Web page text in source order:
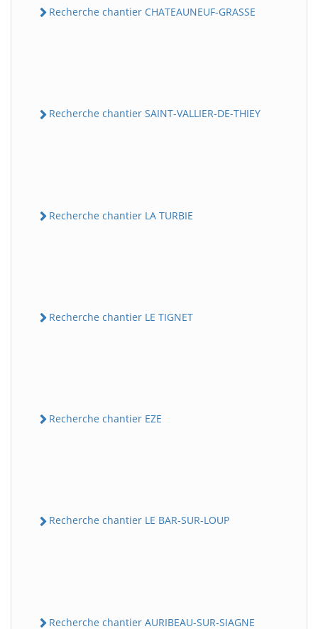
Recherche chantier CHATEAUNEUF-GRASSE
Recherche chantier SAINT-VALLIER-DE-THIEY
Recherche chantier LA TURBIE
Recherche chantier LE TIGNET
Recherche chantier EZE
Recherche chantier LE BAR-SUR-LOUP
Recherche chantier AURIBEAU-SUR-SIAGNE